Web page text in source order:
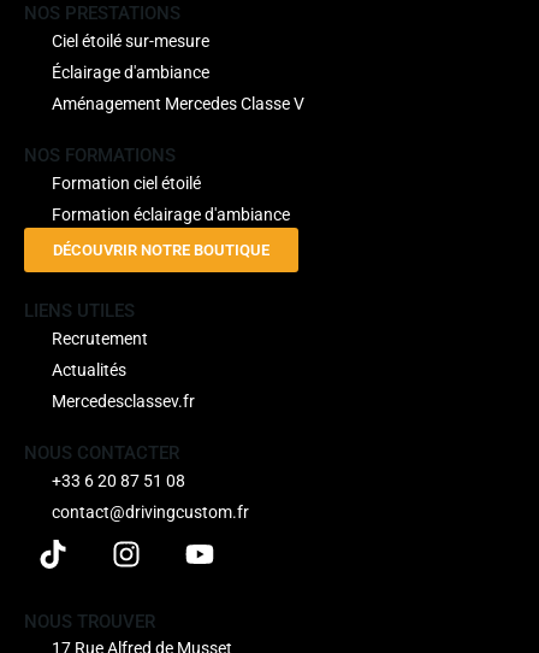
NOS PRESTATIONS
Ciel étoilé sur-mesure
Éclairage d'ambiance
Aménagement Mercedes Classe V
NOS FORMATIONS
Formation ciel étoilé
Formation éclairage d'ambiance
DÉCOUVRIR NOTRE BOUTIQUE
LIENS UTILES
Recrutement
Actualités
Mercedesclassev.fr
NOUS CONTACTER
+33 6 20 87 51 08
contact@drivingcustom.fr
NOUS TROUVER
17 Rue Alfred de Musset